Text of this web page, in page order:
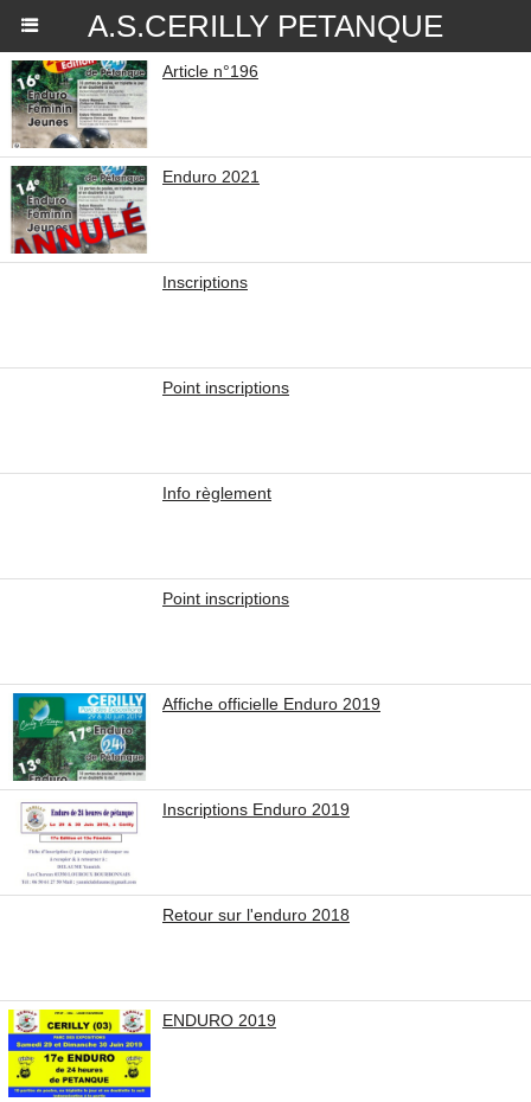
A.S.CERILLY PETANQUE
Article n°196
Enduro 2021
Inscriptions
Point inscriptions
Info règlement
Point inscriptions
Affiche officielle Enduro 2019
Inscriptions Enduro 2019
Retour sur l'enduro 2018
ENDURO 2019